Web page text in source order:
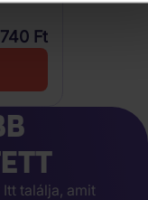
Ft
találja, amit